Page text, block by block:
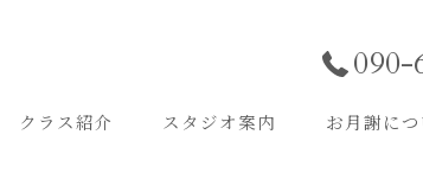
090-
クラス紹介 スタジオ案内 お月謝につ